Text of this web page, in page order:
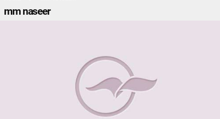
mm naseer